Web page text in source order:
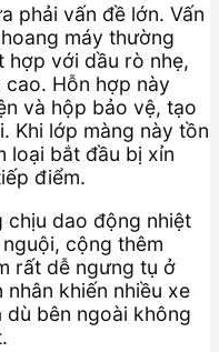
phải vấn đề lớn. Vấn
máy thường
hợp với dầu rò nhẹ,
Hỗn hợp này
và hộp bảo vệ, tạo
Khi lớp màng này tồn
loại bắt đầu bị xỉn
điểm.
chịu dao động nhiệt
cộng thêm
rất dễ ngưng tụ ở
khiến nhiều xe
dù bên ngoài không